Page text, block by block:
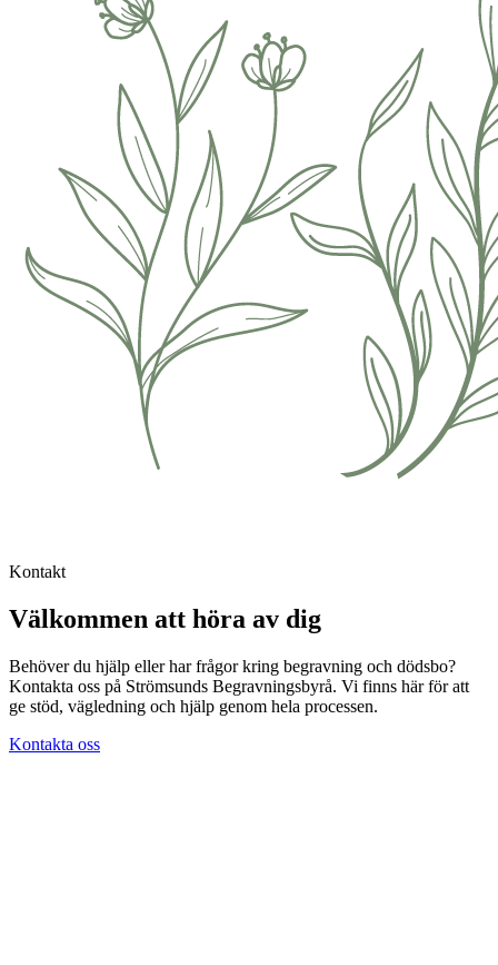
Kontakt
Välkommen att höra av dig
Behöver du hjälp eller har frågor kring begravning och dödsbo?
Kontakta oss på Strömsunds Begravningsbyrå. Vi finns här för att
ge stöd, vägledning och hjälp genom hela processen.
Kontakta oss